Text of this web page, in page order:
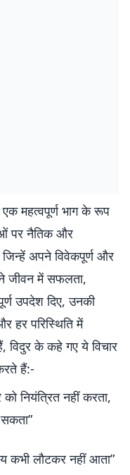
एक महत्वपूर्ण भाग के रूप
पर नैतिक और
जिन्हें अपने विवेकपूर्ण और
ने जीवन में सफलता,
उपदेश दिए, उनकी
हर परिस्थिति में
विदुर के कहे गए ये विचार
हैं:-
नियंत्रित नहीं करता,
कभी लौटकर नहीं आता”